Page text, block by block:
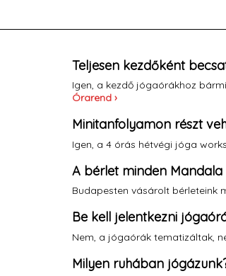
Teljesen kezdőként
Igen, a kezdő jógaórákhoz
Órarend ›
Minitanfolyamon részt
Igen, a 4 órás hétvégi jóga
A bérlet minden
Budapesten vásárolt bérleteink
Be kell jelentkezni
Nem, a jógaórák tematizáltak,
Milyen ruhában